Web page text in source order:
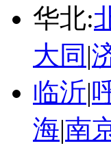
华北:
大同 |
临沂|
海|南